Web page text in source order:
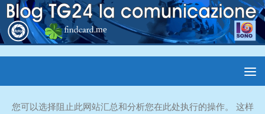
您可以选择阻止此网站汇总和分析您在此处执行的操作。 这样